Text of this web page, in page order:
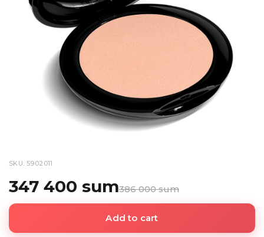
SKU: 5902011
347 400 sum386 000 sum
Add to cart